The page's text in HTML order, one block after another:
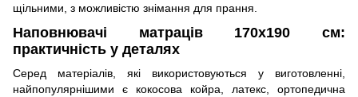
щільними, з можливістю знімання для прання.
Наповнювачі матраців 170x190 см:
практичність у деталях
Серед матеріалів, які використовуються у виготовленні,
найпопулярнішими є кокосова койра, латекс, ортопедична